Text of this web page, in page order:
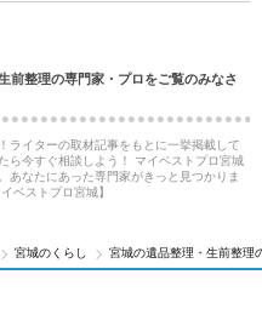
前整理の専門家・プロをご覧のみなさ
ライターの取材記事をもとに一挙掲載して
ら今すぐ相談しよう！ マイベストプロ宮城
あなたにあった専門家がきっと見つかりま
ベストプロ宮城】
宮城のくらし 宮城の遺品整理・生前整理